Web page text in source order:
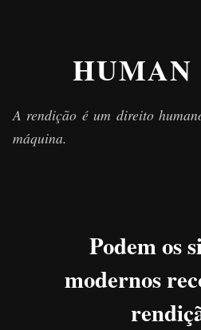
HUMAN
A rendição é um direito
máquina.
Podem os
modernos